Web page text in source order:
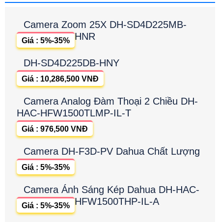
Camera Zoom 25X DH-SD4D225MB-
HNR
Giá : 5%-35%
DH-SD4D225DB-HNY
Giá : 10,286,500 VNĐ
Camera Analog Đàm Thoại 2 Chiều DH-
HAC-HFW1500TLMP-IL-T
Giá : 976,500 VNĐ
Camera DH-F3D-PV Dahua Chất Lượng
Giá : 5%-35%
Camera Ánh Sáng Kép Dahua DH-HAC-
HFW1500THP-IL-A
Giá : 5%-35%